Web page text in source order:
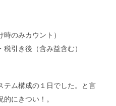
のみカウント）
引き後（含み益含む）
テム構成の１日でした。と言
にきつい！。